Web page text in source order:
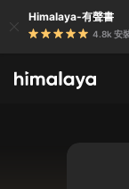
Himalaya-有聲書
4.8k 安